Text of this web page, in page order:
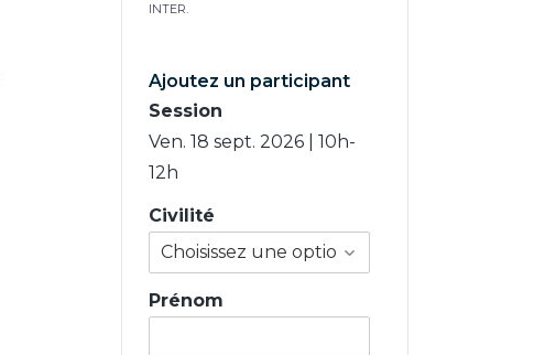
INTER.
Ajoutez un participant
Session
Ven. 18 sept. 2026 | 10h-
12h
Civilité
Prénom